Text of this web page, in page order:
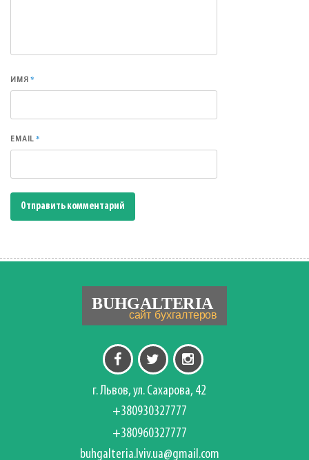
ИМЯ*
EMAIL*
г. Львов, ул. Сахарова, 42
+380930327777
+380960327777
buhgalteria.lviv.ua@gmail.com